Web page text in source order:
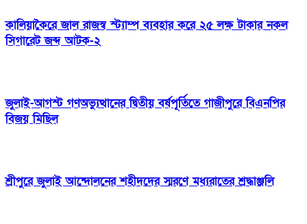
কালিয়াকৈরে জাল রাজস্ব স্ট্যাম্প ব্যবহার করে ২৫ লক্ষ টাকার নকল
সিগারেট জব্দ আটক-২
জুলাই-আগস্ট গণঅভ্যুত্থানের দ্বিতীয় বর্ষপূর্তিতে গাজীপুরে বিএনপির
বিজয় মিছিল
শ্রীপুরে জুলাই আন্দোলনের শহীদদের স্মরণে মধ্যরাতের শ্রদ্ধাঞ্জলি